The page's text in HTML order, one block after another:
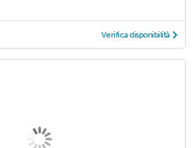
Verifica disponibilità